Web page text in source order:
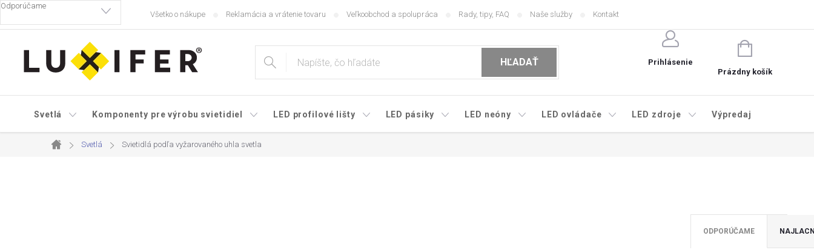
Prejsť
obsah
Všetko o nákupe Reklamácia a vrátenie tovaru Veľkoobchod a spolupráca Rady, tipy, FAQ Naše služby Kontakt
HĽADAŤ Prihlásenie
NÁKUPNÝ
KOŠÍK
Prázdny košík
Svetlá Komponenty pre výrobu svietidiel LED profilové lišty LED pásiky LED neóny LED ovládače LED zdroje Výpredaj
Domov
Svetlá Svietidlá podľa vyžarovaného uhla svetla
ODPORÚČAME